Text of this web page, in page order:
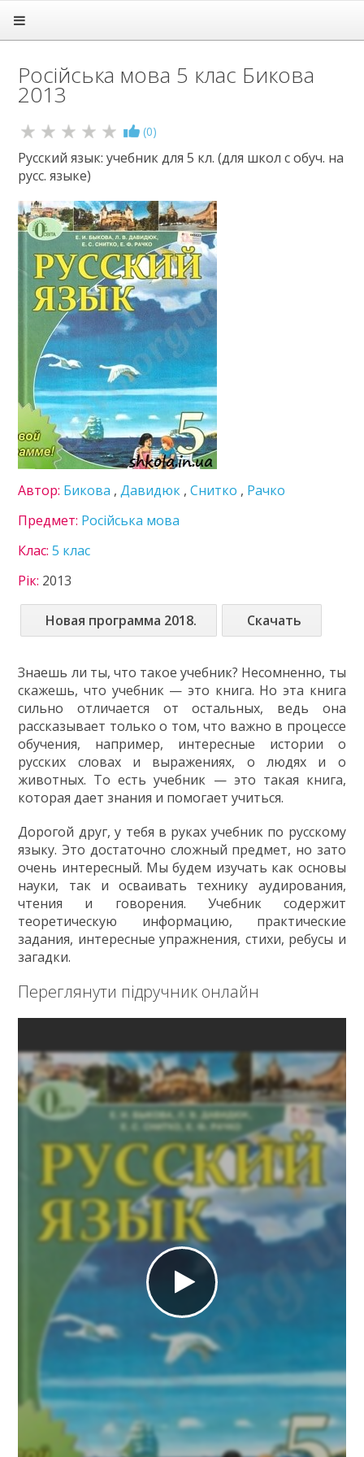
Підручники
1 клас
2 клас
4 клас
5 клас
Англійська мова
Етика
Зарубіжна література
Здоров'я
Інформатика
Іспанська мова
Історія
Література
Математика
Мистецтво
Мови нац. меншин
Німецька мова
Пізнаємо природу
Технології
Українська література
Українська мова
6 клас
7 клас
9 клас
10 клас
ГДЗ
Зв'язок
Політика
Російська мова 5 клас Бикова
2013
(0)
Русский язык: учебник для 5 кл. (для школ с обуч. на
русс. языке)
Автор: Бикова ,Давидюк ,Снитко , Рачко
Предмет: Російська мова
Клас:5 клас
Рік: 2013
Новая программа 2018. Скачать
Знаешь ли ты, что такое учебник? Несомненно, ты
скажешь, что учебник — это книга. Но эта книга
сильно отличается от остальных, ведь она
рассказывает только о том, что важно в процессе
обучения, например, интересные истории о
русских словах и выражениях, о людях и о
животных. То есть учебник — это такая книга,
которая дает знания и помогает учиться.
Дорогой друг, у тебя в руках учебник по русскому
языку. Это достаточно сложный предмет, но зато
очень интересный. Мы будем изучать как основы
науки, так и осваивать технику аудирования,
чтения и говорения. Учебник содержит
теоретическую информацию, практические
задания, интересные упражнения, стихи, ребусы и
загадки.
Переглянути підручник онлайн